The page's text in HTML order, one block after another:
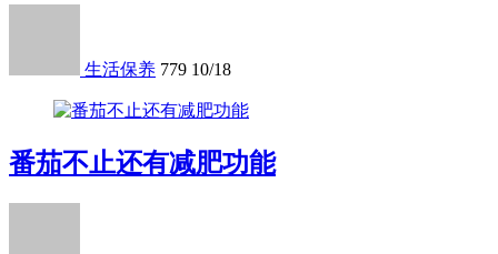
生活保养 779 10/18
番茄不止还有减肥功能